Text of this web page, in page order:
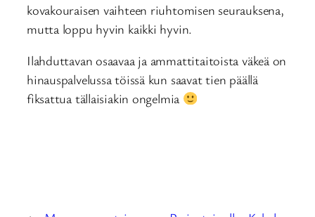
kovakouraisen vaihteen riuhtomisen seurauksena,
mutta loppu hyvin kaikki hyvin.
Ilahduttavan osaavaa ja ammattitaitoista väkeä on
hinauspalvelussa töissä kun saavat tien päällä
fiksattua tällaisiakin ongelmia